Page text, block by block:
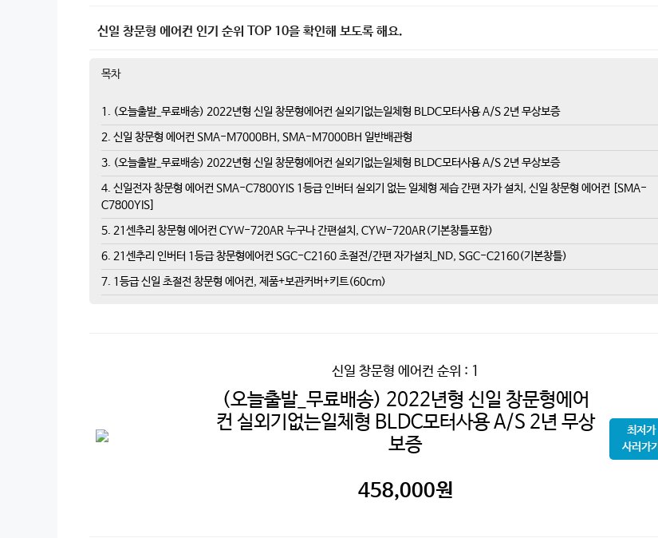
신일 창문형 에어컨 인기 순위 TOP 10을 확인해 보도록 해요.
목차
1. (오늘출발_무료배송) 2022년형 신일 창문형에어컨 실외기없는일체형 BLDC모터사용 A/S 2년 무상보증
2. 신일 창문형 에어컨 SMA-M7000BH, SMA-M7000BH 일반배관형
3. (오늘출발_무료배송) 2022년형 신일 창문형에어컨 실외기없는일체형 BLDC모터사용 A/S 2년 무상보증
4. 신일전자 창문형 에어컨 SMA-C7800YIS 1등급 인버터 실외기 없는 일체형 제습 간편 자가 설치, 신일 창문형 에어컨 [SMA-
C7800YIS]
5. 21센추리 창문형 에어컨 CYW-720AR 누구나 간편설치, CYW-720AR(기본창틀포함)
6. 21센추리 인버터 1등급 창문형에어컨 SGC-C2160 초절전/간편 자가설치_ND, SGC-C2160(기본창틀)
7. 1등급 신일 초절전 창문형 에어컨, 제품+보관커버+키트(60cm)
신일 창문형 에어컨 순위 : 1
(오늘출발_무료배송) 2022년형 신일 창문형에어
컨 실외기없는일체형 BLDC모터사용 A/S 2년 무상
보증
458,000원
최저가
사러가기